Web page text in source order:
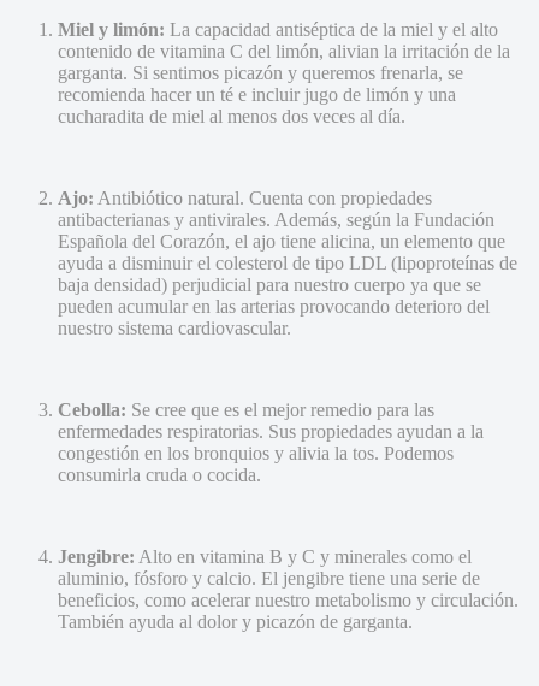
Miel y limón: La capacidad antiséptica de la miel y el alto
contenido de vitamina C del limón, alivian la irritación de la
garganta. Si sentimos picazón y queremos frenarla, se
recomienda hacer un té e incluir jugo de limón y una
cucharadita de miel al menos dos veces al día.
Ajo: Antibiótico natural. Cuenta con propiedades
antibacterianas y antivirales. Además, según la Fundación
Española del Corazón, el ajo tiene alicina, un elemento que
ayuda a disminuir el colesterol de tipo LDL (lipoproteínas de
baja densidad) perjudicial para nuestro cuerpo ya que se
pueden acumular en las arterias provocando deterioro del
nuestro sistema cardiovascular.
Cebolla: Se cree que es el mejor remedio para las
enfermedades respiratorias. Sus propiedades ayudan a la
congestión en los bronquios y alivia la tos. Podemos
consumirla cruda o cocida.
Jengibre: Alto en vitamina B y C y minerales como el
aluminio, fósforo y calcio. El jengibre tiene una serie de
beneficios, como acelerar nuestro metabolismo y circulación.
También ayuda al dolor y picazón de garganta.